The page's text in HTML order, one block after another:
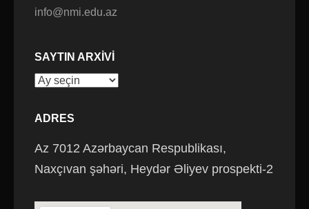
info@nmi.edu.az
SAYTIN ARXIVI
Saytın
ADRES
Az 7012 Azərbaycan Respublikası,
Naxçıvan şəhəri, Heydər Əliyev prospekti-2